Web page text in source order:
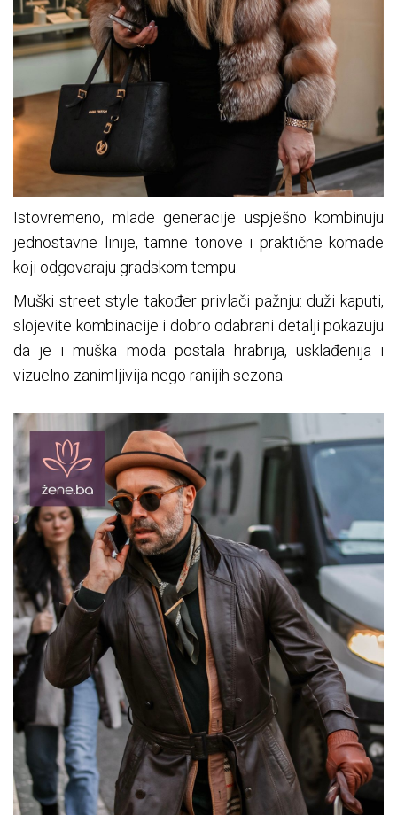
Istovremeno, mlađe generacije uspješno kombinuju
jednostavne linije, tamne tonove i praktične komade
koji odgovaraju gradskom tempu.
Muški street style također privlači pažnju: duži kaputi,
slojevite kombinacije i dobro odabrani detalji pokazuju
da je i muška moda postala hrabrija, usklađenija i
vizuelno zanimljivija nego ranijih sezona.